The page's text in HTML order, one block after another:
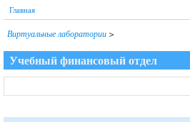
Главная
Виртуальные лаборатории >
Учебный финансовый отдел